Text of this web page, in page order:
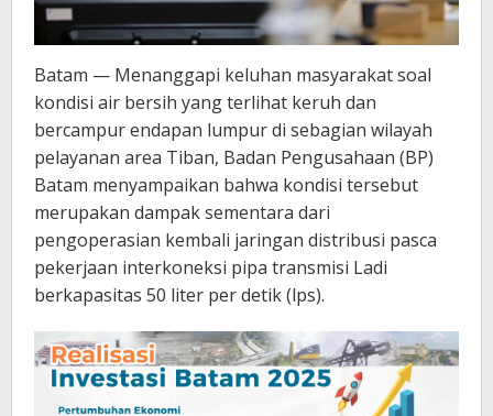
Batam — Menanggapi keluhan masyarakat soal
kondisi air bersih yang terlihat keruh dan
bercampur endapan lumpur di sebagian wilayah
pelayanan area Tiban, Badan Pengusahaan (BP)
Batam menyampaikan bahwa kondisi tersebut
merupakan dampak sementara dari
pengoperasian kembali jaringan distribusi pasca
pekerjaan interkoneksi pipa transmisi Ladi
berkapasitas 50 liter per detik (lps).